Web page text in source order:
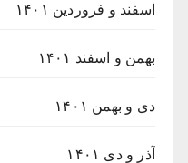
اسفند و فروردین ۱۴۰۱
بهمن و اسفند ۱۴۰۱
دی و بهمن ۱۴۰۱
آذر و دی ۱۴۰۱